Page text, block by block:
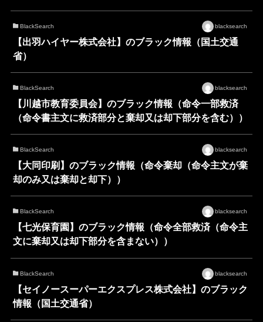
BlackSearch blacksearch
【出羽ハイヤー株式会社】のブラック情報（国土交通
省）
BlackSearch blacksearch
【川越市教育委員会】のブラック情報（命令一部救済
（命令書主文に救済部分と棄却又は却下部分を含む））
BlackSearch blacksearch
【大同印刷】のブラック情報（命令棄却（命令主文が棄
却のみ又は棄却と却下））
BlackSearch blacksearch
【七光保育園】のブラック情報（命令全部救済（命令主
文に棄却又は却下部分を含まない））
BlackSearch blacksearch
【セイノースーパーエクスプレス株式会社】のブラック
情報（国土交通省）